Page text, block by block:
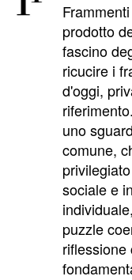
prodotto
fascino
ricucire i
d'oggi,
uno
comune,
sociale e
puzzle
riflessione